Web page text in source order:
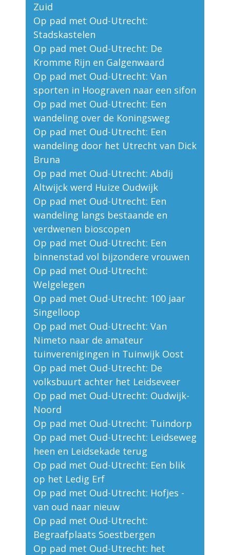
Zuid
Op pad met Oud-Utrecht:
Stadskastelen
Op pad met Oud-Utrecht: De
Kromme Rijn en Galgenwaard
Op pad met Oud-Utrecht: Van
sporten in Hoograven naar een sifon
Op pad met Oud-Utrecht: Een
wandeling over de Koningsweg
Op pad met Oud-Utrecht: Een
wandeling door het Utrecht van Dick
Bruna
Op pad met Oud-Utrecht: Abdij
Altwijck werd Huize Oudwijk
Op pad met Oud-Utrecht: Een
wandeling langs bestaande en
verdwenen bioscopen
Op pad met Oud-Utrecht: Een
binnenstad vol bijzondere vrouwen
Op pad met Oud-Utrecht:
Welgelegen
Op pad met Oud-Utrecht: 100 jaar
Singelloop
Op pad met Oud-Utrecht: Van
Nimeto naar de amateur
tuinverenigingen in Tuinwijk Oost
Op pad met Oud-Utrecht: De
volksbuurt achter het Leidseveer
Op pad met Oud-Utrecht: Oudwijk-
Noord
Op pad met Oud-Utrecht: Tuindorp
Op pad met Oud-Utrecht: Leidseweg
heen en Leidsekade terug
Op pad met Oud-Utrecht: Een blik
op het Ledig Erf
Op pad met Oud-Utrecht: Hofjes -
van oud naar nieuw
Op pad met Oud-Utrecht:
Begraafplaats Soestbergen
Op pad met Oud-Utrecht: het